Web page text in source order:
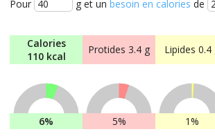
Pour g et un besoin en calories de
Calories
110 kcal
Protides 3.4 g Lipides 0.4
6% 5% 1%